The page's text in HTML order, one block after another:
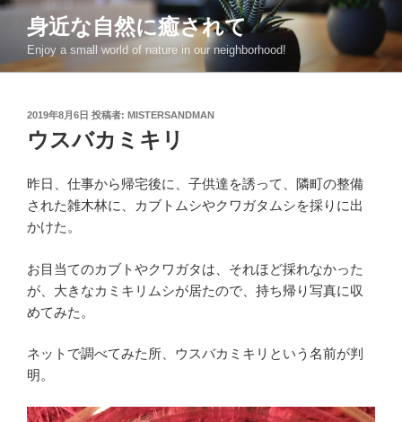
コ
ン
身近な自然に癒されて
Enjoy a small world of nature in our neighborhood!
投
日:
2019年8月6日 投稿者: MISTERSANDMAN
ウスバカミキリ
昨日、仕事から帰宅後に、子供達を誘って、隣町の整備
された雑木林に、カブトムシやクワガタムシを採りに出
かけた。
お目当てのカブトやクワガタは、それほど採れなかった
が、大きなカミキリムシが居たので、持ち帰り写真に収
めてみた。
ネットで調べてみた所、ウスバカミキリという名前が判
明。